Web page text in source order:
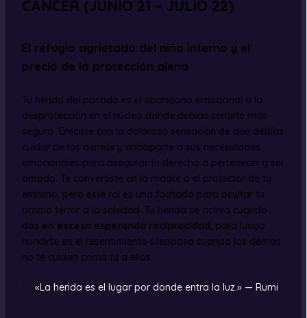
CÁNCER (JUNIO 21 – JULIO 22)
El refugio agrietado del niño interno y el
precio de la protección ajena
Tu herida del pasado es el abandono emocional o la
desprotección en el núcleo donde debías sentirte más
seguro. Creciste con la dolorosa sensación de que debías
cuidar de los demás y anticiparte a sus necesidades
emocionales para asegurar tu derecho a pertenecer y ser
amado. Te convertiste en la madre o el protector de tu
entorno, pero este rol es una fachada para ocultar tu
propio terror a la soledad. Tu herida se activa cuando
das en exceso esperando reciprocidad, para luego
hundirte en el resentimiento silencioso cuando los demás
no te cuidan como tú a ellos.
«La herida es el lugar por donde entra la luz.» — Rumi